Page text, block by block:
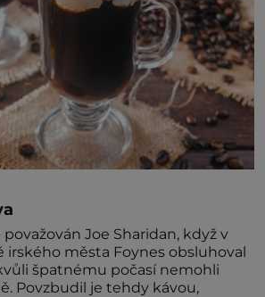
Joe Sharidan, když v
irského města Foynes obsluhoval
špatnému počasí nemohli
pokračovat v cestě. Povzbudil je tehdy kávou,